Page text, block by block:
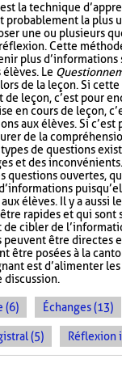
la technique
probablement la plus
une ou plusieurs
Cette
plus
élèves. Le
de la leçon. Si
leçon, c’est pour
en cours de leçon,
aux élèves. Si
de la
de questions
et des
questions ouvertes,
élèves. Il y a aussi
rapides et qui
de cibler de
peuvent être directes
être posées à la
est d’alimenter
discussion.
(6) Échanges (13)
(5) Réflexion